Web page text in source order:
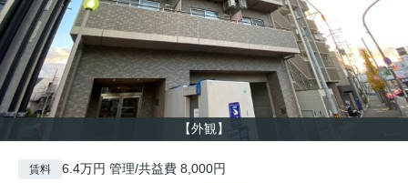
【外観】
賃料 6.4万円 管理/共益費 8,000円